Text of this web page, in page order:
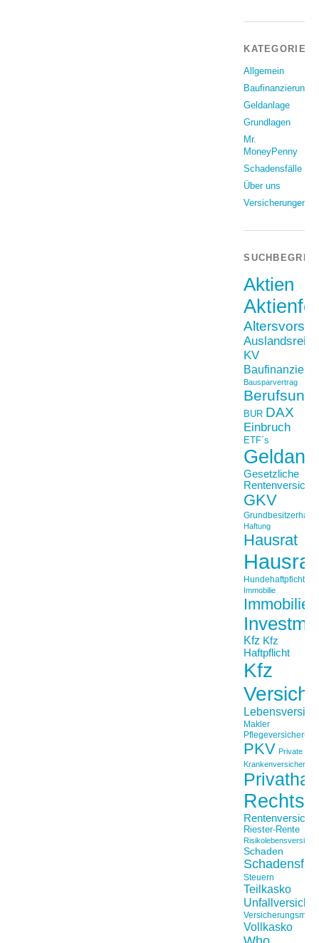
KATEGORIEN
Allgemein
Baufinanzierung
Geldanlage
Grundlagen
Mr.
MoneyPenny
Schadensfälle
Über uns
Versicherungen
Aktien
Auslandsreise
KV
Bausparvertrag
BUR DAX
Einbruch
ETF´s
Gesetzliche
GKV
Haftung
Hausrat
Hundehaftpficht
Immobilie
Kfz Kfz
Haftpflicht
Kfz
Makler
Pflegeversicherung
PKV Private
Krankenversicherung
Riester-Rente
Schaden
Steuern
Teilkasko
Vollkasko